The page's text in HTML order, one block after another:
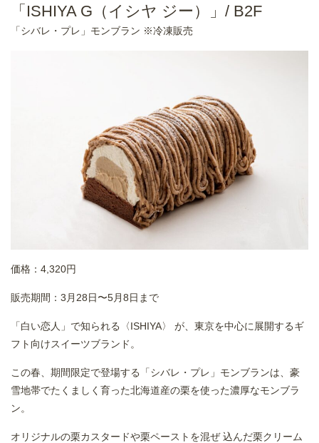
「ISHIYA G（イシヤ ジー）」/ B2F
「シバレ・プレ」モンブラン ※冷凍販売
価格：4,320円
販売期間：3月28日〜5月8日まで
「白い恋人」で知られる〈ISHIYA〉 が、東京を中心に展開するギ
フト向けスイーツブランド。
この春、期間限定で登場する「シバレ・プレ」モンブランは、豪
雪地帯でたくましく育った北海道産の栗を使った濃厚なモンブラ
ン。
オリジナルの栗カスタードや栗ペーストを混ぜ 込んだ栗クリーム